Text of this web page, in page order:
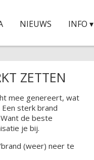
NIEUWS INFO ▾
ZETTEN
mee genereert, wat
sterk brand
de beste
je bij.
(weer) neer te